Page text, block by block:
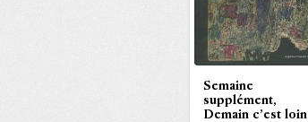
Semaine
supplément,
Demain c’est loin